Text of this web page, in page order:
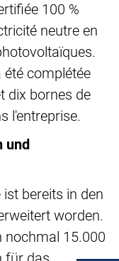
100 %
neutre en
été complétée
dix bornes de
l'entreprise.
und
bereits in den
worden.
nochmal 15.000